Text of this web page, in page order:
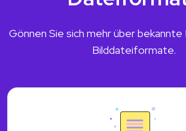
Gönnen Sie sich mehr über
Bilddateiformate.